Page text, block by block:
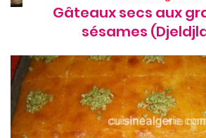
Gâteaux secs aux
sésames